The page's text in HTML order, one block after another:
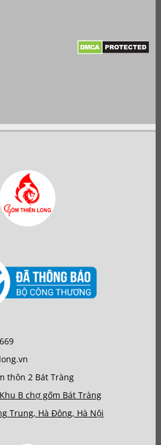
thôn 2 Bát Tràng
B chợ gốm Bát Tràng
Trung, Hà Đông, Hà Nội